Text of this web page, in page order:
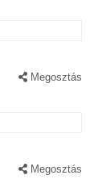
Megosztás
Megosztás